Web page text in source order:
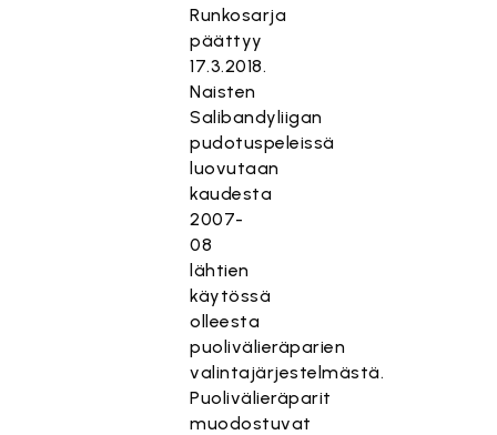
Runkosarja
päättyy
17.3.2018.
Naisten
Salibandyliigan
pudotuspeleissä
luovutaan
kaudesta
2007-
08
lähtien
käytössä
olleesta
puolivälieräparien
valintajärjestelmästä.
Puolivälieräparit
muodostuvat